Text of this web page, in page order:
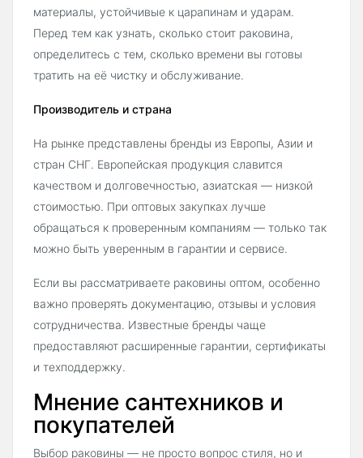
материалы, устойчивые к царапинам и ударам.
Перед тем как узнать, сколько стоит раковина,
определитесь с тем, сколько времени вы готовы
тратить на её чистку и обслуживание.
Производитель и страна
На рынке представлены бренды из Европы, Азии и
стран СНГ. Европейская продукция славится
качеством и долговечностью, азиатская — низкой
стоимостью. При оптовых закупках лучше
обращаться к проверенным компаниям — только так
можно быть уверенным в гарантии и сервисе.
Если вы рассматриваете раковины оптом, особенно
важно проверять документацию, отзывы и условия
сотрудничества. Известные бренды чаще
предоставляют расширенные гарантии, сертификаты
и техподдержку.
Мнение сантехников и
покупателей
Выбор раковины — не просто вопрос стиля, но и